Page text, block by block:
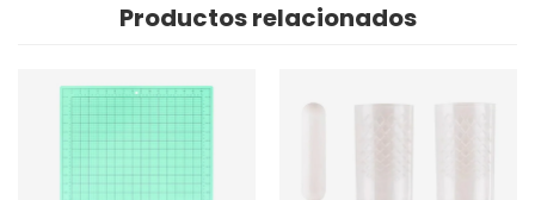
Productos relacionados